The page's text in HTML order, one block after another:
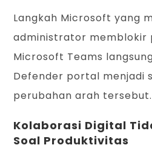
Langkah Microsoft yang
administrator memblokir
Microsoft Teams
Defender portal menjadi
perubahan arah tersebut.
Kolaborasi Digital
Soal Produktivitas